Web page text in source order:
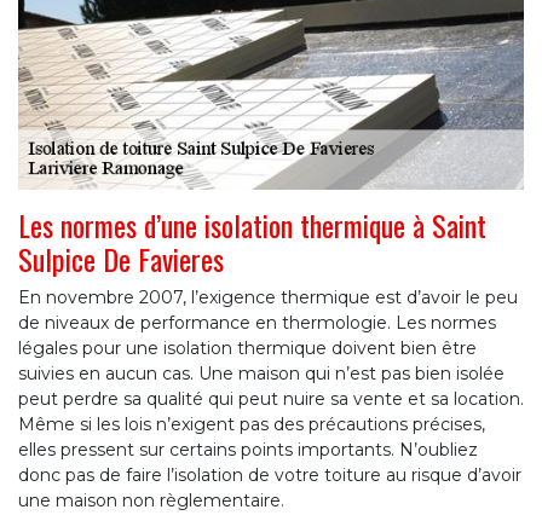
Les normes d’une isolation thermique à Saint
Sulpice De Favieres
En novembre 2007, l’exigence thermique est d’avoir le peu
de niveaux de performance en thermologie. Les normes
légales pour une isolation thermique doivent bien être
suivies en aucun cas. Une maison qui n’est pas bien isolée
peut perdre sa qualité qui peut nuire sa vente et sa location.
Même si les lois n’exigent pas des précautions précises,
elles pressent sur certains points importants. N’oubliez
donc pas de faire l’isolation de votre toiture au risque d’avoir
une maison non règlementaire.